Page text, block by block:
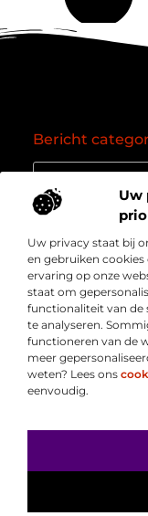
Uw
Uw privacy staat bij
en gebruiken
ervaring op onze
staat om
functionaliteit van de
te analyseren.
functioneren van de
meer
weten? Lees ons
eenvoudig.
Over
Bedrijf
” Jouw bron
Laat je
en waardevolle
bij
inspireert en
Onze
Bericht